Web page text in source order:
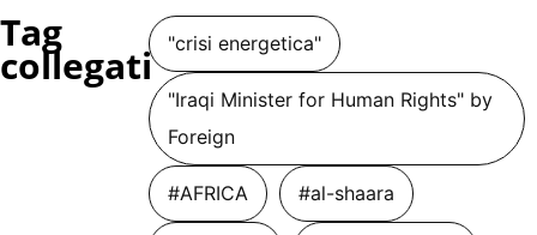
Tag
collegati "crisi energetica"
"Iraqi Minister for Human Rights" by
Foreign
#AFRICA #al-shaara